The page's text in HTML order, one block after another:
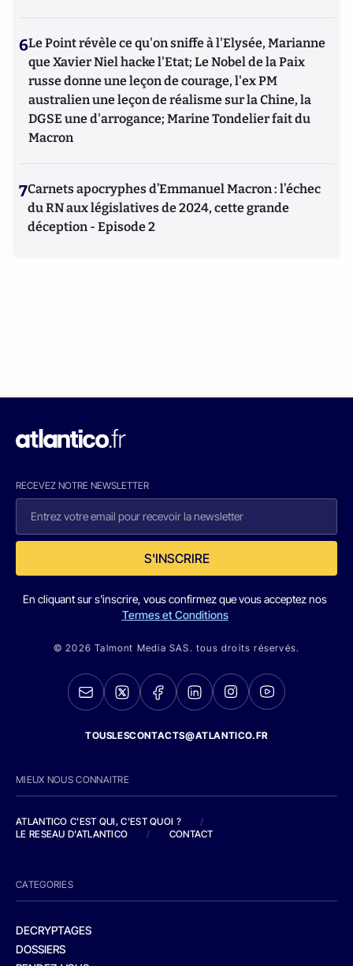
6Le Point révèle ce qu'on sniffe à l'Elysée, Marianne
que Xavier Niel hacke l'Etat; Le Nobel de la Paix
russe donne une leçon de courage, l'ex PM
australien une leçon de réalisme sur la Chine, la
DGSE une d'arrogance; Marine Tondelier fait du
Macron
7Carnets apocryphes d’Emmanuel Macron : l’échec
du RN aux législatives de 2024, cette grande
déception - Episode 2
RECEVEZ NOTRE NEWSLETTER
S'INSCRIRE
En cliquant sur s'inscrire, vous confirmez que vous acceptez nos
Termes et Conditions
© 2026 Talmont Media SAS. tous droits réservés.
TOUSLESCONTACTS@ATLANTICO.FR
MIEUX NOUS CONNAITRE
ATLANTICO C'EST QUI, C'EST QUOI ?
/
LE RESEAU D'ATLANTICO
/ CONTACT
CATEGORIES
DECRYPTAGES
DOSSIERS